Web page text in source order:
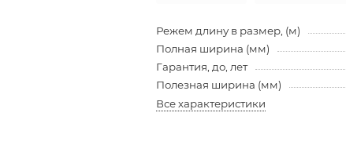
Режем длину в размер, (м)
Полная ширина (мм)
Гарантия, до, лет
Полезная ширина (мм)
Все характеристики